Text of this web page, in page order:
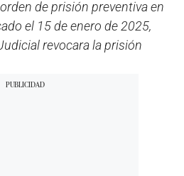
de prisión preventiva en
el 15 de enero de 2025,
revocara la prisión